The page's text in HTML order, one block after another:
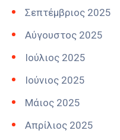
Σεπτέμβριος 2025
Αύγουστος 2025
Ιούλιος 2025
Ιούνιος 2025
Μάιος 2025
Απρίλιος 2025